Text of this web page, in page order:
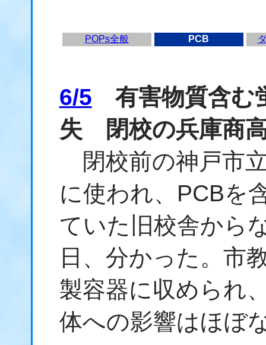
POPs全般 PCB
6/5 有害物質含む
失 閉校の兵庫商
閉校前の神戸市
に使われ、PCBを
ていた旧校舎から
日、分かった。市
製容器に収められ
体への影響はほぼ